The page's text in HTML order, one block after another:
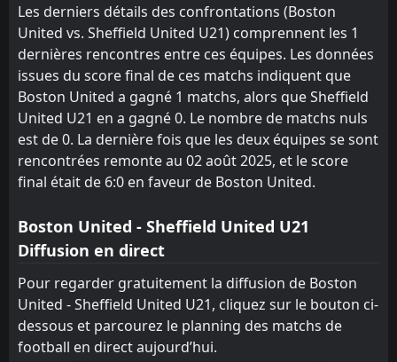
Les derniers détails des confrontations (Boston
United vs. Sheffield United U21) comprennent les 1
dernières rencontres entre ces équipes. Les données
issues du score final de ces matchs indiquent que
Boston United a gagné 1 matchs, alors que Sheffield
United U21 en a gagné 0. Le nombre de matchs nuls
est de 0. La dernière fois que les deux équipes se sont
rencontrées remonte au 02 août 2025, et le score
final était de 6:0 en faveur de Boston United.
Boston United - Sheffield United U21
Diffusion en direct
Pour regarder gratuitement la diffusion de Boston
United - Sheffield United U21, cliquez sur le bouton ci-
dessous et parcourez le planning des matchs de
football en direct aujourd’hui.